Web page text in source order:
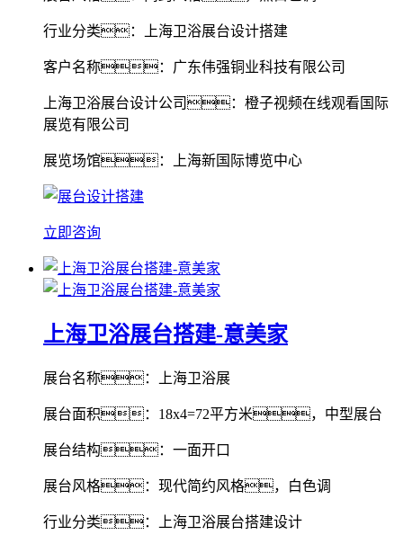
行业分类：上海卫浴展台设计搭建
客户名称：广东伟强铜业科技有限公司
上海卫浴展台设计公司：橙子视频在线观看国际
展览有限公司
展览场馆：上海新国际博览中心
立即咨询
上海卫浴展台搭建-意美家
展台名称：上海卫浴展
展台面积：18x4=72平方米，中型展台
展台结构：一面开口
展台风格：现代简约风格，白色调
行业分类：上海卫浴展台搭建设计